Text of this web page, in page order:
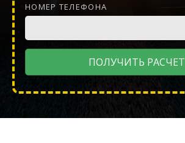
НОМЕР ТЕЛЕФОНА
ПОЛУЧИТЬ РАСЧЕТ